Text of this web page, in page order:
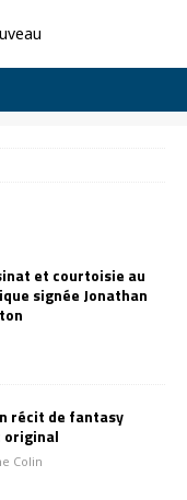
et courtoisie au
signée Jonathan
récit de fantasy
original
Colin